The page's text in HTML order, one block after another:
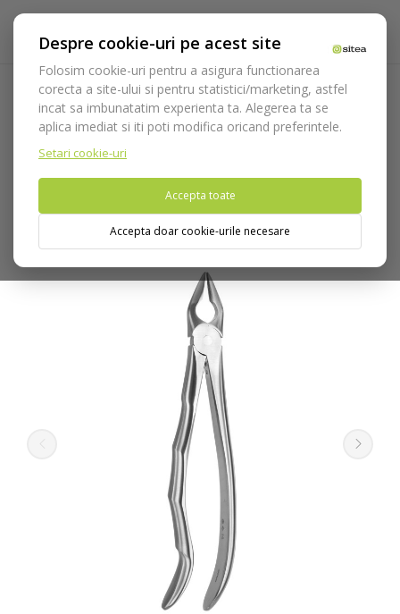
Despre cookie-uri pe acest site
Folosim cookie-uri pentru a asigura functionarea
corecta a site-ului si pentru statistici/marketing, astfel
incat sa imbunatatim experienta ta. Alegerea ta se
aplica imediat si iti poti modifica oricand preferintele.
Setari cookie-uri
Accepta toate
Accepta doar cookie-urile necesare
Acasa Instrumentar
Chirurgie si implantologie
Instrumentar extractie
Clesti Canini
Cleste extractie cod
2400/34-N
Nu puteti plasa comenzi din tara din care accesati website-ul
(United States).